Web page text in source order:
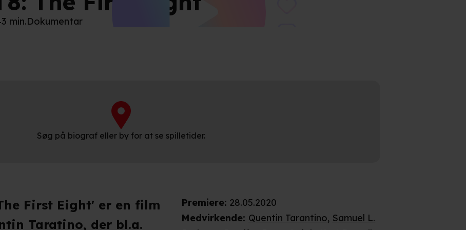
min.Dokumentar
Søg på biograf eller by for at se spilletider.
Premiere: 28.05.2020
Medvirkende: Quentin Tarantino, Samuel L.
First Eight' er en film
Taratino, der bl.a.